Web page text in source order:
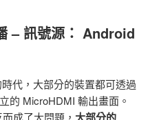
– 訊號源： Android
代，大部分的裝置都可透過
的 MicroHDMI 輸出畫面。
成了大問題，